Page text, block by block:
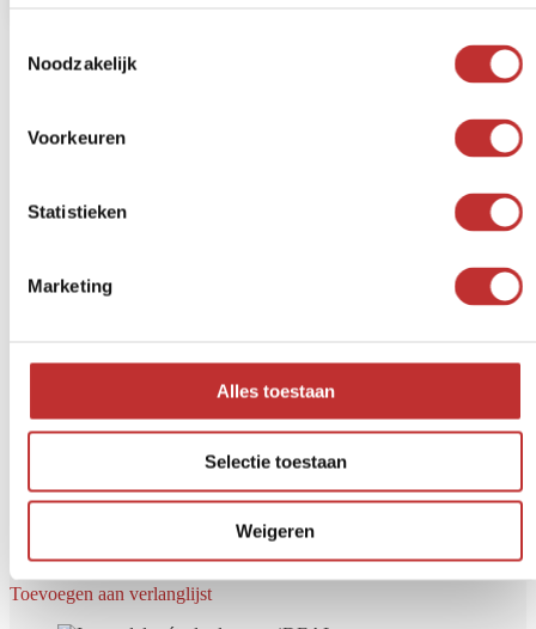
Noodzakelijk
Voorkeuren
Statistieken
Marketing
Alles toestaan
Selectie toestaan
Weigeren
Toevoegen aan verlanglijst